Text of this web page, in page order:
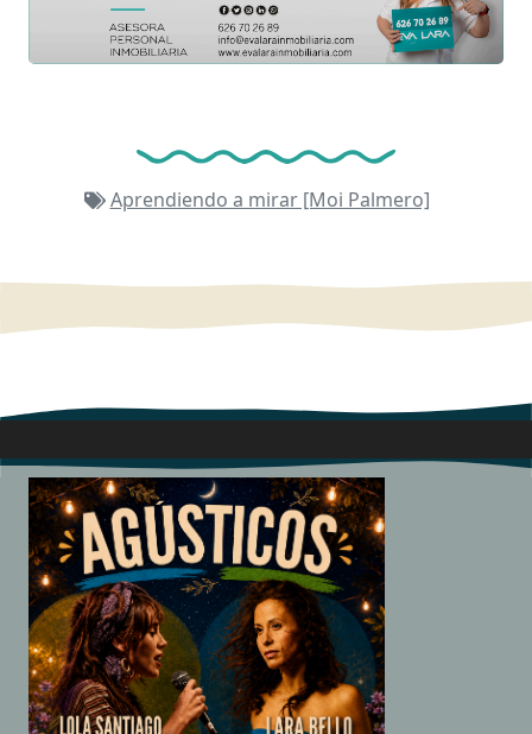
Aprendiendo a mirar [Moi Palmero]